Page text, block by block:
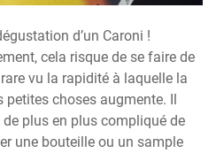
d’un Caroni !
cela risque de se faire de
vu la rapidité à laquelle la
petites choses augmente. Il
plus en plus compliqué de
une bouteille ou un sample